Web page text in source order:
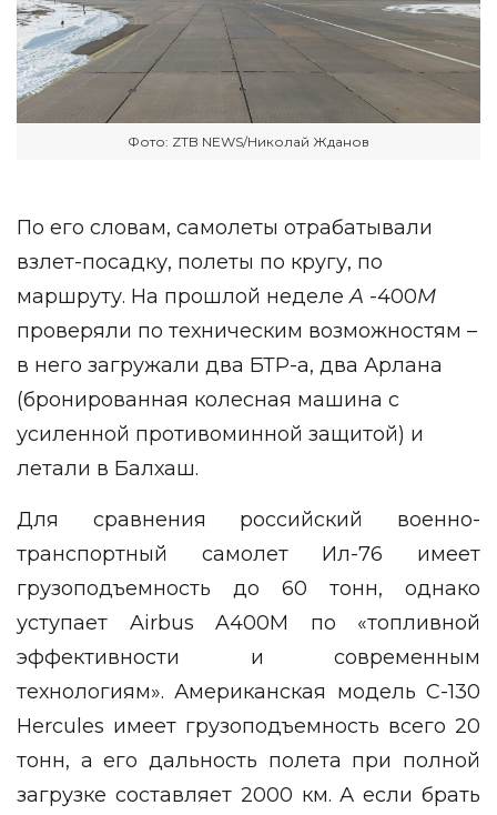
Фото: ZTB NEWS/Николай Жданов
По его словам, самолеты отрабатывали
взлет-посадку, полеты по кругу, по
маршруту. На прошлой неделеA -400M
проверяли по техническим возможностям –
в него загружали два БТР-а, два Арлана
(бронированная колесная машина с
усиленной противоминной защитой) и
летали в Балхаш.
Для сравнения российский военно-
транспортный самолет Ил-76 имеет
грузоподъемность до 60 тонн, однако
уступает Airbus A400M по «топливной
эффективности и современным
технологиям». Американская модель C-130
Hercules имеет грузоподъемность всего 20
тонн, а его дальность полета при полной
загрузке составляет 2000 км. А если брать